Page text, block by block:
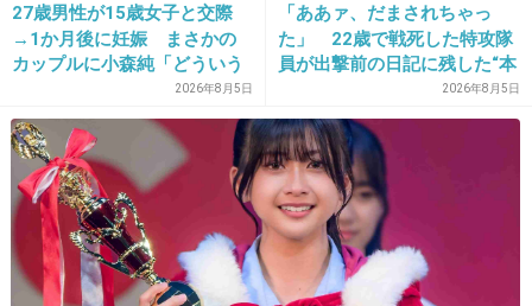
この子元Popteenのモデルやってたよ。
超チビなのにモデル気取り。
-2
38. 匿名2013/12/03(火) 19:42:59
大倉ってそんな加藤浩次とかが驚く程大物かな
+26
27歳男性が15歳女子と交際
→1か月後に妊娠 まさかの
カップルに小森純「どういう
事？だいぶあぶねぇよ」2026年8月5日
「ああァ、だまされちゃっ
た」 22歳で戦死した特攻隊
員が出撃前の日記に残した“本
2026年8月5日